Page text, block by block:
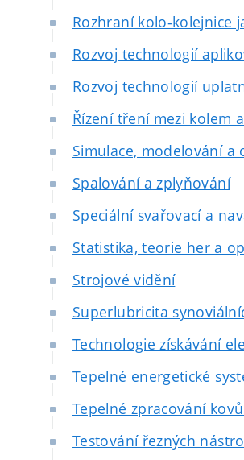
Rozhraní kolo-kolejnice
Rozvoj technologií
Rozvoj technologií
Řízení tření mezi kolem
Simulace, modelování a
Spalování a zplyňování
Speciální svařovací a
Statistika, teorie her a
Strojové vidění
Superlubricita
Technologie získávání
Tepelné energetické
Tepelné zpracování
Testování řezných